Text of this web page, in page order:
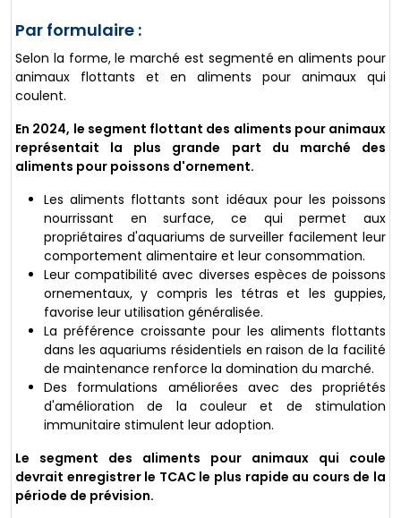
Par formulaire :
Selon la forme, le marché est segmenté en aliments pour
animaux flottants et en aliments pour animaux qui
coulent.
En 2024, le segment flottant des aliments pour animaux
représentait la plus grande part du marché des
aliments pour poissons d'ornement.
Les aliments flottants sont idéaux pour les poissons
nourrissant en surface, ce qui permet aux
propriétaires d'aquariums de surveiller facilement leur
comportement alimentaire et leur consommation.
Leur compatibilité avec diverses espèces de poissons
ornementaux, y compris les tétras et les guppies,
favorise leur utilisation généralisée.
La préférence croissante pour les aliments flottants
dans les aquariums résidentiels en raison de la facilité
de maintenance renforce la domination du marché.
Des formulations améliorées avec des propriétés
d'amélioration de la couleur et de stimulation
immunitaire stimulent leur adoption.
Le segment des aliments pour animaux qui coule
devrait enregistrer le TCAC le plus rapide au cours de la
période de prévision.